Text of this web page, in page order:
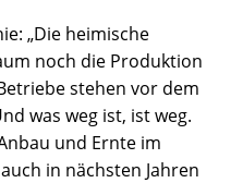
„Die heimische
noch die Produktion
stehen vor dem
was weg ist, ist weg.
und Ernte im
in nächsten Jahren